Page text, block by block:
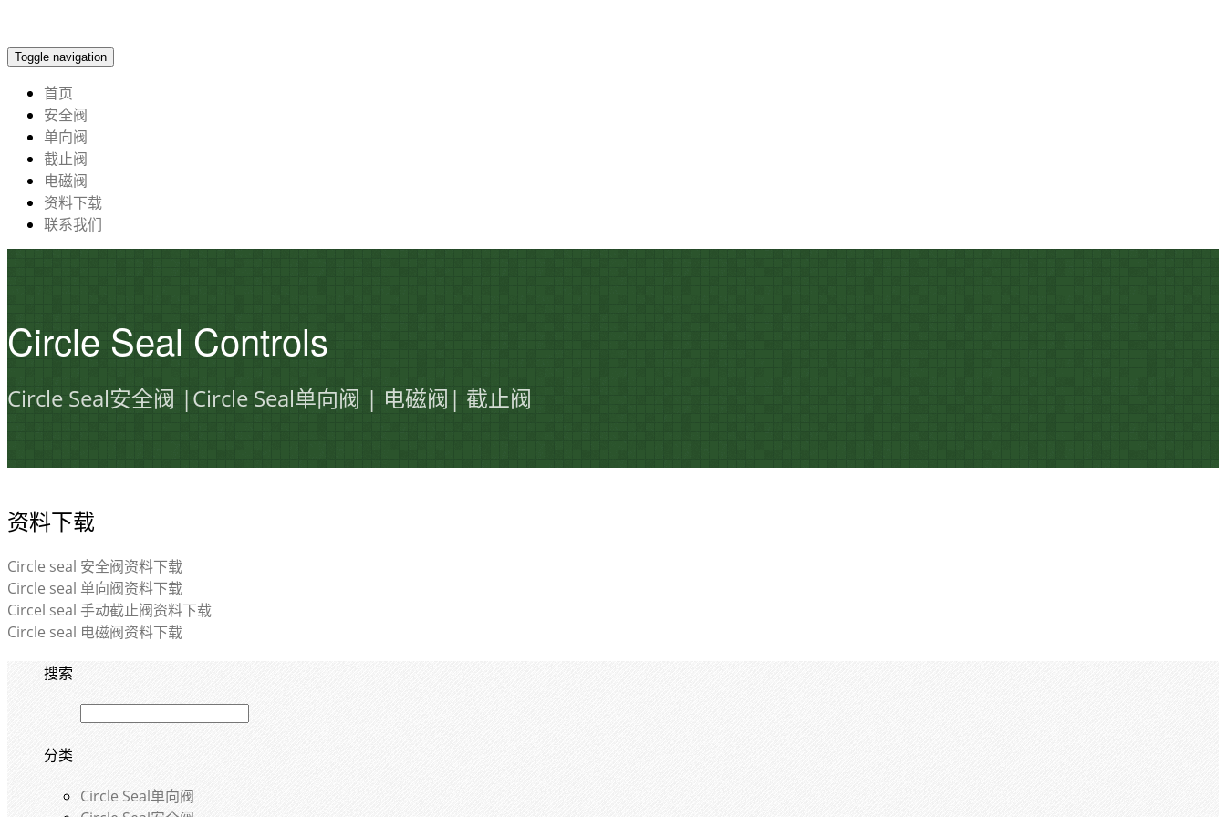
Toggle navigation
首页
安全阀
单向阀
截止阀
电磁阀
资料下载
联系我们
Circle Seal Controls
Circle Seal安全阀 |Circle Seal单向阀 | 电磁阀| 截止阀
资料下载
Circle seal 安全阀资料下载
Circle seal 单向阀资料下载
Circel seal 手动截止阀资料下载
Circle seal 电磁阀资料下载
搜索
分类
Circle Seal单向阀